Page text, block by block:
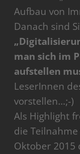
Aufbau von
Danach sind
man sich im
aufstellen
LeserInnen
vorstellen…;-)
Als Highlight
die
Oktober 2015